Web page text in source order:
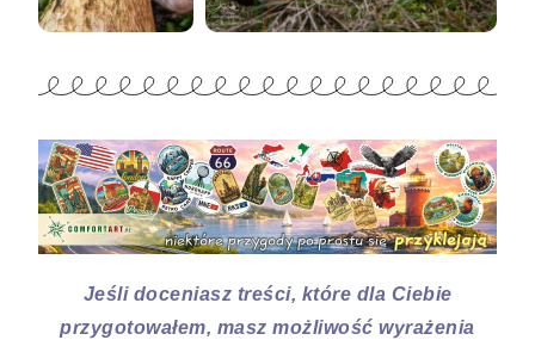
Jeśli doceniasz treści, które dla Ciebie
przygotowałem, masz możliwość wyrażenia